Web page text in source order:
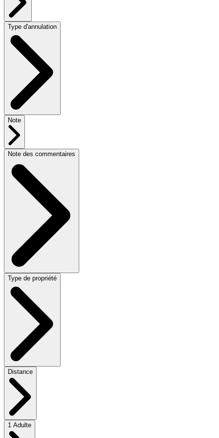
Type d'annulation
Note
Note des commentaires
Type de propriété
Distance
1 Adulte